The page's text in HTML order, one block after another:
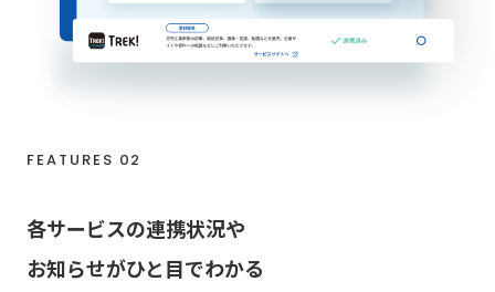
FEATURES 02
各サービスの連携状況や
お知らせがひと目でわかる